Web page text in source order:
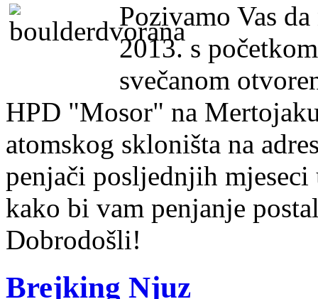
Pozivamo Vas
2013. s
svečanom
HPD "Mosor" na
atomskog skloništa na
penjači posljednjih
kako bi vam penjanje
Dobrodošli!
Brejking Njuz